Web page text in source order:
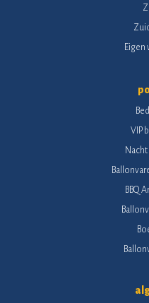
Eigen
VIP
BBQ